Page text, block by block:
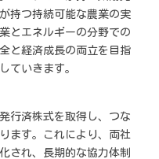
持つ持続可能な農業の実
とエネルギーの分野での
と経済成長の両立を目指
ていきます。
行済株式を取得し、つな
ます。これにより、両社
され、長期的な協力体制